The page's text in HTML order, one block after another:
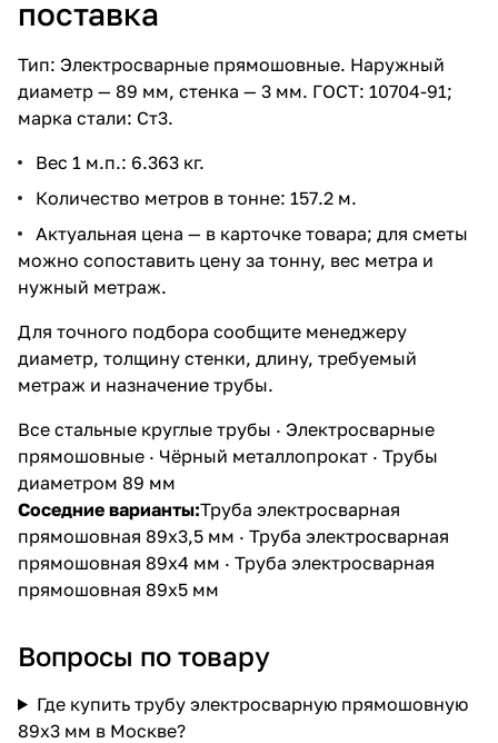
поставка
Тип: Электросварные прямошовные. Наружный
диаметр — 89 мм, стенка — 3 мм. ГОСТ: 10704-91;
марка стали: Ст3.
Вес 1 м.п.: 6.363 кг.
Количество метров в тонне: 157.2 м.
Актуальная цена — в карточке товара; для сметы
можно сопоставить цену за тонну, вес метра и
нужный метраж.
Для точного подбора сообщите менеджеру
диаметр, толщину стенки, длину, требуемый
метраж и назначение трубы.
Все стальные круглые трубы · Электросварные
прямошовные · Чёрный металлопрокат · Трубы
диаметром 89 мм
Соседние варианты:Труба электросварная
прямошовная 89х3,5 мм · Труба электросварная
прямошовная 89х4 мм · Труба электросварная
прямошовная 89х5 мм
Вопросы по товару
Где купить трубу электросварную прямошовную
89х3 мм в Москве?